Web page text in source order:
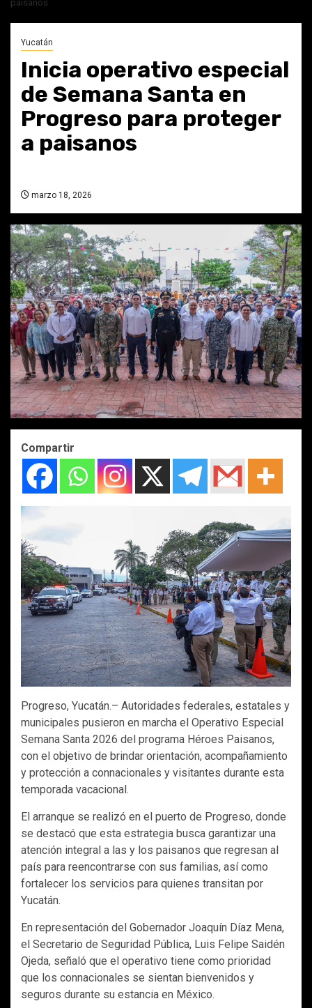
paisanos
Yucatán
Inicia operativo especial
de Semana Santa en
Progreso para proteger
a paisanos
marzo 18, 2026
Compartir
Progreso, Yucatán.– Autoridades federales, estatales y
municipales pusieron en marcha el Operativo Especial
Semana Santa 2026 del programa Héroes Paisanos,
con el objetivo de brindar orientación, acompañamiento
y protección a connacionales y visitantes durante esta
temporada vacacional.
El arranque se realizó en el puerto de Progreso, donde
se destacó que esta estrategia busca garantizar una
atención integral a las y los paisanos que regresan al
país para reencontrarse con sus familias, así como
fortalecer los servicios para quienes transitan por
Yucatán.
En representación del Gobernador Joaquín Díaz Mena,
el Secretario de Seguridad Pública, Luis Felipe Saidén
Ojeda, señaló que el operativo tiene como prioridad
que los connacionales se sientan bienvenidos y
seguros durante su estancia en México.